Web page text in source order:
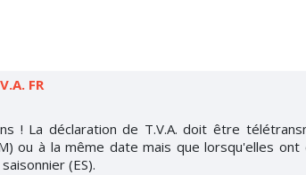
FR
! La déclaration de T.V.A. doit être
ou à la même date mais que lorsqu'elles
(ES).